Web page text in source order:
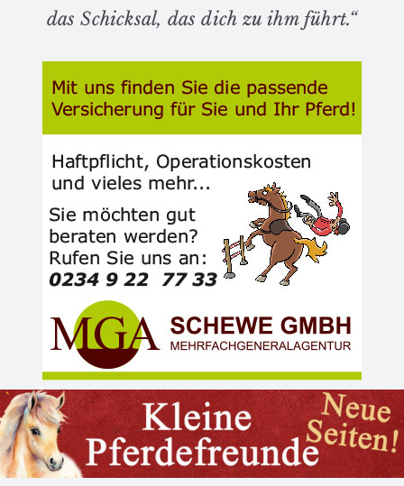
das Schicksal, das dich zu ihm führt.“